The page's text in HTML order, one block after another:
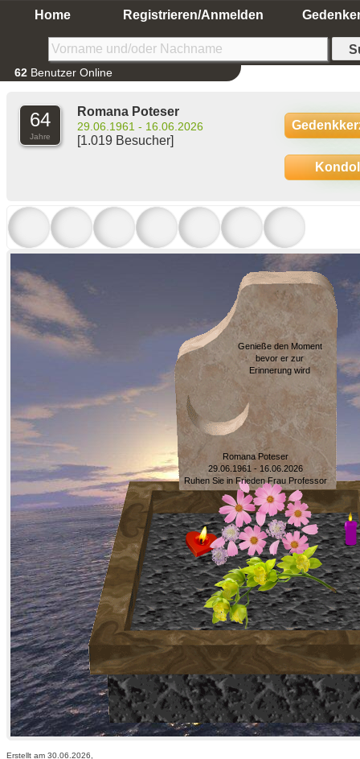
Home Registrieren/Anmelden
62 Benutzer Online
64
Jahre
Romana Poteser
29.06.1961 - 16.06.2026
[1.019 Besucher]
Romana Poteser
29.06.1961 - 16.06.2026
Ruhen Sie in Frieden Frau Professor
Genieße den Moment
bevor er zur
Erinnerung wird
Erstellt am 30.06.2026,